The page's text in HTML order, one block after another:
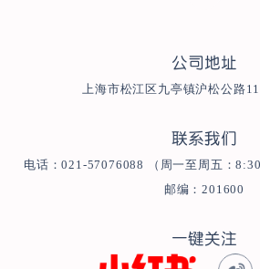
公司地址
上海市松江区九亭镇沪松公路
联系我们
电话：021-57076088 （周一至周五：
邮编：201600
一键关注